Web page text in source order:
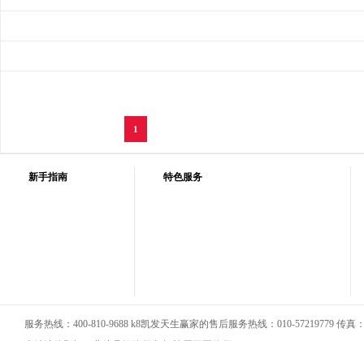
1
新手指南 特色服务
服务热线：400-810-9688 k8凯发天生赢家的售后服务热线：010-57219779 传真